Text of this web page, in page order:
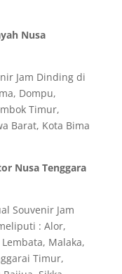
Nusa
Jam Dinding di
Dompu,
Timur,
Barat, Kota Bima
Nusa Tenggara
Souvenir Jam
: Alor,
Malaka,
Timur,